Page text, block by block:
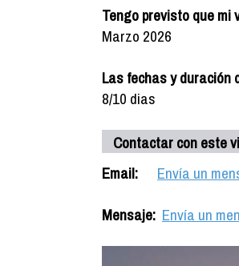
Tengo previsto que mi
Marzo 2026
Las fechas y duración
8/10 dias
Contactar con este
Email:
Envía un
Mensaje: Envía un